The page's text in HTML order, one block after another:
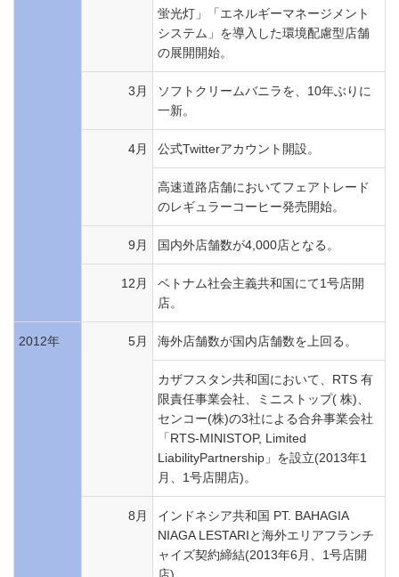
蛍光灯」「エネルギーマネージメント
システム」を導入した環境配慮型店舗
の展開開始。
3月
ソフトクリームバニラを、10年ぶりに
一新。
4月 公式Twitterアカウント開設。
高速道路店舗においてフェアトレード
のレギュラーコーヒー発売開始。
9月 国内外店舗数が4,000店となる。
12月
ベトナム社会主義共和国にて1号店開
店。
2012年 5月 海外店舗数が国内店舗数を上回る。
カザフスタン共和国において、RTS 有
限責任事業会社、ミニストップ( 株)、
センコー(株)の3社による合弁事業会社
「RTS-MINISTOP, Limited
LiabilityPartnership」を設立(2013年1
月、1号店開店)。
8月
インドネシア共和国 PT. BAHAGIA
NIAGA LESTARIと海外エリアフランチ
ャイズ契約締結(2013年6月、1号店開